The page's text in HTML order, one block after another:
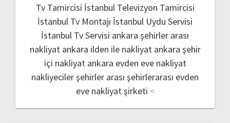
Tv Tamircisi İstanbul Televizyon Tamircisi
İstanbul Tv Montajı İstanbul Uydu Servisi
İstanbul Tv Servisi ankara şehirler arası
nakliyat ankara ilden ile nakliyat ankara şehir
içi nakliyat ankara evden eve nakliyat
nakliyeciler şehirler arası şehirlerarası evden
eve nakliyat şirketi <